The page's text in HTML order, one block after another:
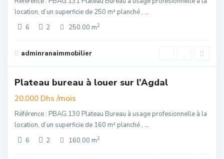
location, d’un superficie de 250 m² planché , ...
6
2 250.00 m2
adminranaimmobilier
Rabat
Plateau bureau à louer sur l’Agdal
20.000 Dhs/mois
Référence : PBAG.130 Plateau Bureau à usage profesionnelle à la
location, d’un superficie de 160 m² planché , ...
6
2 160.00 m2